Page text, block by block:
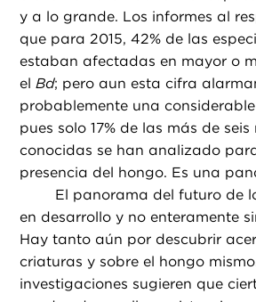
y a lo grande. Los informes al
que para 2015, 42% de las
estaban afectadas en mayor o
elBd; pero aun esta cifra
probablemente una
pues solo 17% de las más de seis
conocidas se han analizado
presencia del hongo. Es una
El panorama del futuro de
en desarrollo y no enteramente
Hay tanto aún por descubrir
criaturas y sobre el hongo
investigaciones sugieren que